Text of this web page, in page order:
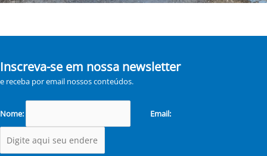
Inscreva-se em nossa newsletter
e receba por email nossos conteúdos.
Nome: Email: